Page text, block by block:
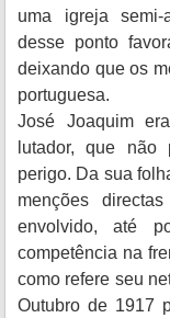
uma igreja semi-
desse ponto
deixando que os
portuguesa.
José Joaquim
lutador, que
perigo. Da sua
menções
envolvido, até
competência na
como refere seu
Outubro de 1917